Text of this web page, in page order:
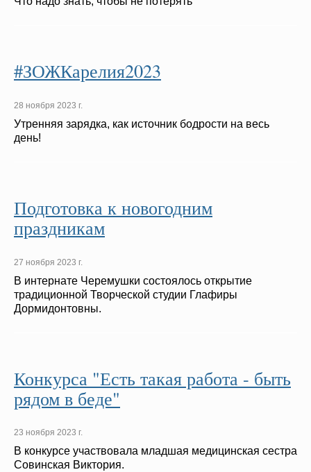
#ЗОЖКарелия2023
28 ноября 2023 г.
Утренняя зарядка, как источник бодрости на весь
день!
Подготовка к новогодним
праздникам
27 ноября 2023 г.
В интернате Черемушки состоялось открытие
традиционной Творческой студии Глафиры
Дормидонтовны.
Конкурса "Есть такая работа - быть
рядом в беде"
23 ноября 2023 г.
В конкурсе участвовала младшая медицинская сестра
Совинская Виктория.